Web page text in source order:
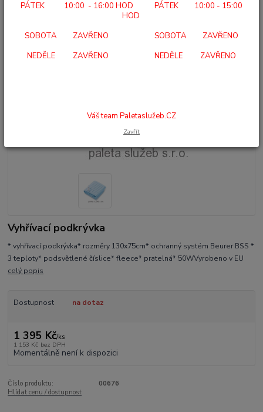
Vyhřívací podkrývka
* vyhřívací podkrývka* rozměry 130x75cm* ochranný systém Beurer BSS *
3 teploty* podsvětlené číslice* fleece* pratelná* 50WVyrobeno v EU
celý popis
Dostupnost na dotaz
1 395 Kč/ks
1 153 Kč bez DPH
Momentálně není k dispozici
Číslo produktu:
00676
Hlídat cenu / dostupnost
PÁTEK 10:00 - 16:00 HOD PÁTEK 10:00 - 15:00
HOD
SOBOTA ZAVŘENO SOBOTA ZAVŘENO
NEDĚLE ZAVŘENO NEDĚLE ZAVŘENO
Váš team Paletaslužeb.CZ
Zavřít